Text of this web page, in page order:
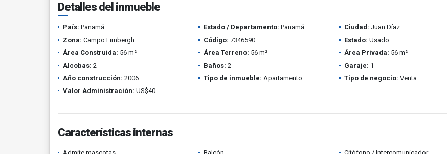
Detalles del inmueble
País: Panamá Estado / Departamento: Panamá Ciudad: Juan Díaz
Zona: Campo Limbergh Código: 7346590 Estado: Usado
Área Construida: 56 m² Área Terreno: 56 m² Área Privada: 56 m²
Alcobas: 2 Baños: 2 Garaje: 1
Año construcción: 2006 Tipo de inmueble: Apartamento Tipo de negocio: Venta
Valor Administración: US$40
Características internas